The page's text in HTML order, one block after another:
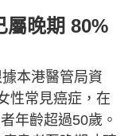
屬晚期 80%
本港醫管局資
性常見癌症，在
年齡超過50歲。